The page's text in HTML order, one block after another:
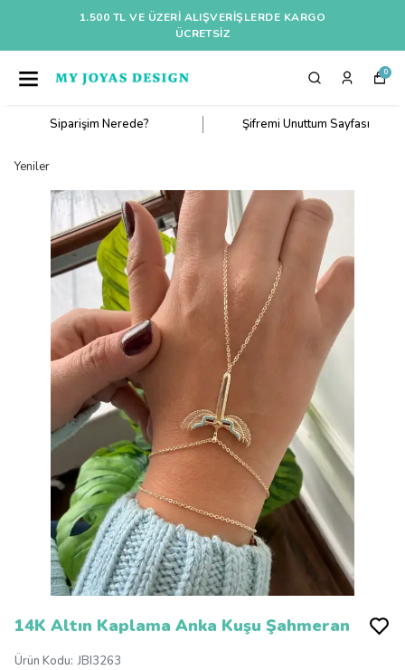
1.500 TL VE ÜZERI ALIŞVERIŞLERDE KARGO
ÜCRETSİZ
0
Siparişim Nerede? Şifremi Unuttum Sayfası
Yeniler
14K Altın Kaplama Anka Kuşu Şahmeran
Ürün Kodu: JBI3263